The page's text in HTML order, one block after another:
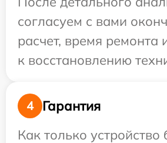
согласуем с вами
расчет, время ремонта
к восстановлению
4
Гарантия
Как только устройство